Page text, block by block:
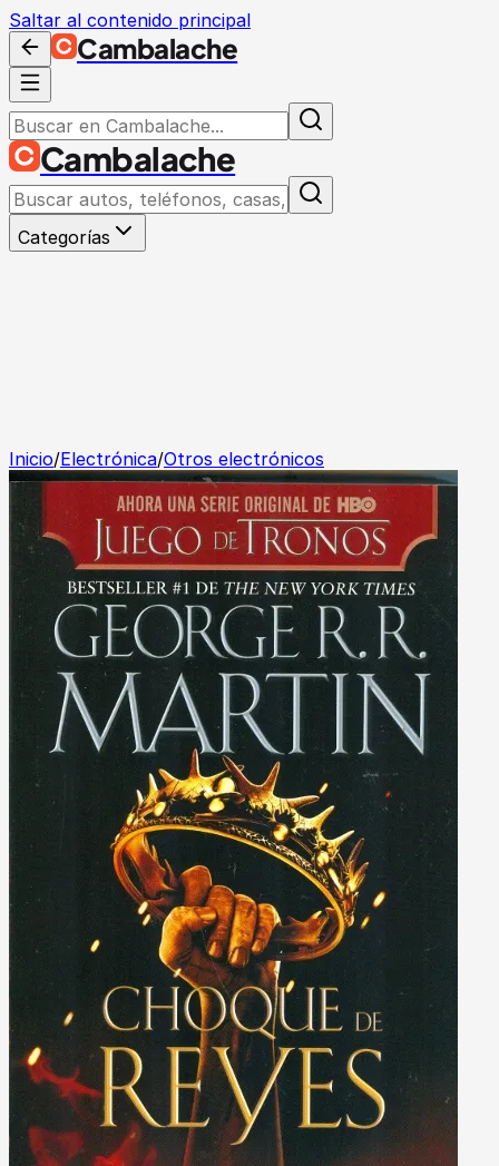
Saltar al contenido principal
Cambalache
Cambalache
Categorías
Inicio/Electrónica/Otros electrónicos